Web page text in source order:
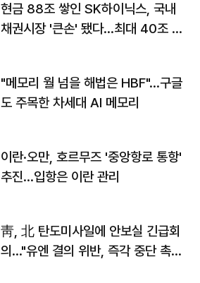
현금 88조 쌓인 SK하이닉스, 국내
채권시장 '큰손' 됐다…최대 40조 투
"메모리 월 넘을 해법은 HBF"…구글
도 주목한 차세대 AI 메모리
이란·오만, 호르무즈 '중앙항로 통항'
추진…입항은 이란 관리
靑, 北 탄도미사일에 안보실 긴급회
의…"유엔 결의 위반, 즉각 중단 촉